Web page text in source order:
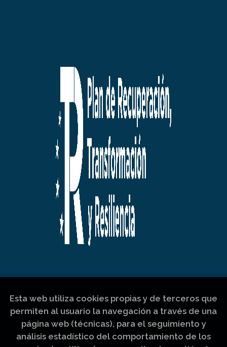
Esta web utiliza cookies propias y de terceros que
permiten al usuario la navegación a través de una
página web (técnicas), para el seguimiento y
análisis estadístico del comportamiento de los